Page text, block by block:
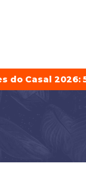
do Casal 2026: